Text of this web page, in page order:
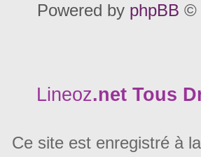
Powered by phpBB ©
Lineoz.net Tous
Ce site est enregistré à